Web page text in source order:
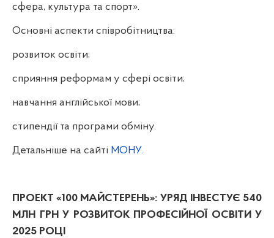
сфера, культура та спорт».
Основні аспекти співробітництва:
розвиток освіти;
сприяння реформам у сфері освіти;
навчання англійської мови;
стипендії та програми обміну.
Детальніше на сайті МОНУ.
ПРОЕКТ «100 МАЙСТЕРЕНЬ»: УРЯД ІНВЕСТУЄ 540
МЛН ГРН У РОЗВИТОК ПРОФЕСІЙНОЇ ОСВІТИ У
2025 РОЦІ